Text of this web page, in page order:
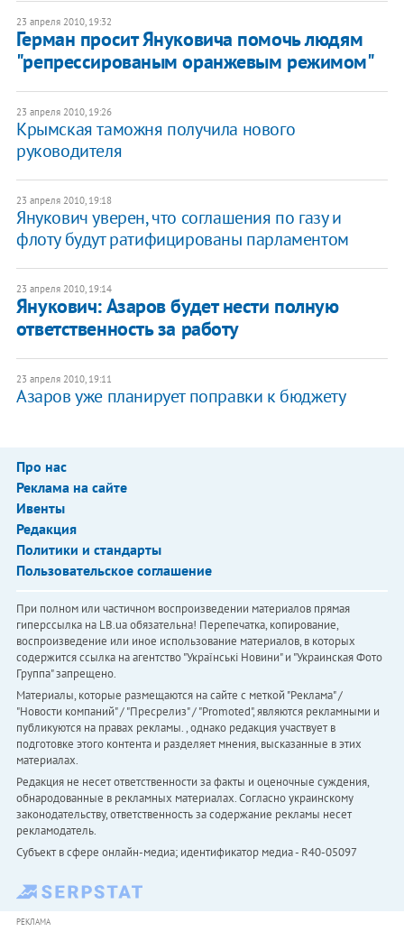
23 апреля 2010, 19:32
Герман просит Януковича помочь людям
"репрессированым оранжевым режимом"
23 апреля 2010, 19:26
Крымская таможня получила нового
руководителя
23 апреля 2010, 19:18
Янукович уверен, что соглашения по газу и
флоту будут ратифицированы парламентом
23 апреля 2010, 19:14
Янукович: Азаров будет нести полную
ответственность за работу
23 апреля 2010, 19:11
Азаров уже планирует поправки к бюджету
Про нас
Реклама на сайте
Ивенты
Редакция
Политики и стандарты
Пользовательское соглашение
При полном или частичном воспроизведении материалов прямая
гиперссылка на LB.ua обязательна! Перепечатка, копирование,
воспроизведение или иное использование материалов, в которых
содержится ссылка на агентство "Українськi Новини" и "Украинская Фото
Группа" запрещено.
Материалы, которые размещаются на сайте с меткой "Реклама" /
"Новости компаний" / "Пресрелиз" / "Promoted", являются рекламными и
публикуются на правах рекламы. , однако редакция участвует в
подготовке этого контента и разделяет мнения, высказанные в этих
материалах.
Редакция не несет ответственности за факты и оценочные суждения,
обнародованные в рекламных материалах. Согласно украинскому
законодательству, ответственность за содержание рекламы несет
рекламодатель.
Субъект в сфере онлайн-медиа; идентификатор медиа - R40-05097
РЕКЛАМА